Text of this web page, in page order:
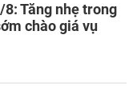
Tăng nhẹ trong
chào giá vụ